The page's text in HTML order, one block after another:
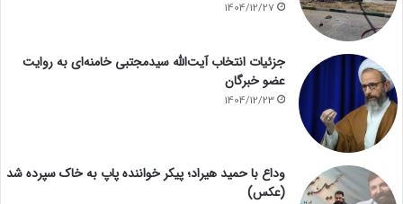
1404/12/27
جزئیات انتخاب آیت‌الله سیدمجتبی خامنه‌ای به روایت
عضو خبرگان
1404/12/23
وداع با حمید هیراد؛ پیکر خواننده پاپ به خاک سپرده شد
(عکس)